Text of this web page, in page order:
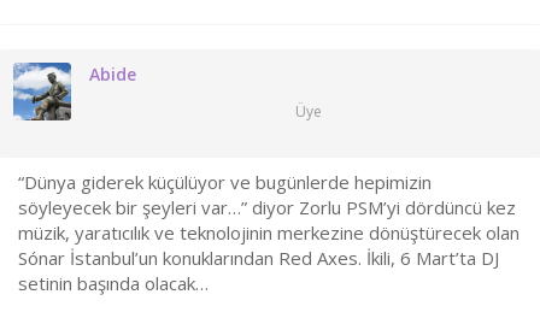
u
b
a
ş
t
a
n
g
r
i
h
i
Abide
Üye
“Dünya giderek küçülüyor ve bugünlerde hepimizin
söyleyecek bir şeyleri var…” diyor Zorlu PSM’yi dördüncü kez
müzik, yaratıcılık ve teknolojinin merkezine dönüştürecek olan
Sónar İstanbul’un konuklarından Red Axes. İkili, 6 Mart’ta DJ
setinin başında olacak…